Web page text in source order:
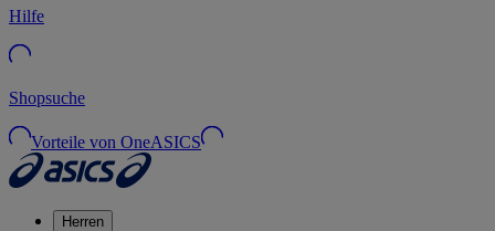
Hilfe
Shopsuche
Vorteile von OneASICS
Herren